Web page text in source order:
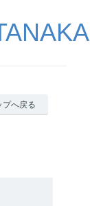
プへ戻る